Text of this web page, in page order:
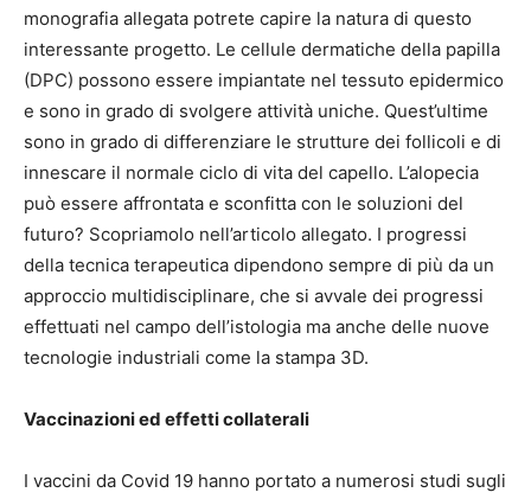
monografia allegata potrete capire la natura di questo
interessante progetto. Le cellule dermatiche della papilla
(DPC) possono essere impiantate nel tessuto epidermico
e sono in grado di svolgere attività uniche. Quest’ultime
sono in grado di differenziare le strutture dei follicoli e di
innescare il normale ciclo di vita del capello. L’alopecia
può essere affrontata e sconfitta con le soluzioni del
futuro? Scopriamolo nell’articolo allegato. I progressi
della tecnica terapeutica dipendono sempre di più da un
approccio multidisciplinare, che si avvale dei progressi
effettuati nel campo dell’istologia ma anche delle nuove
tecnologie industriali come la stampa 3D.
Vaccinazioni ed effetti collaterali
I vaccini da Covid 19 hanno portato a numerosi studi sugli